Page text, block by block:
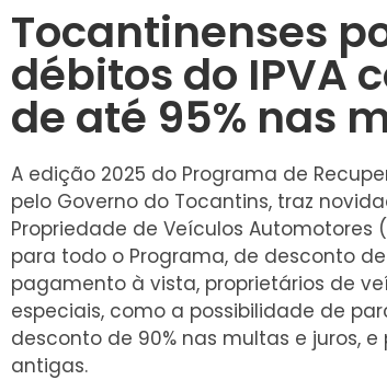
Tocantinenses
débitos do IPVA
de até 95% nas
A edição 2025 do Programa de
pelo Governo do Tocantins, traz
Propriedade de Veículos Automotores
para todo o Programa, de desconto
pagamento à vista, proprietários de
especiais, como a possibilidade de
desconto de 90% nas multas e juros,
antigas.